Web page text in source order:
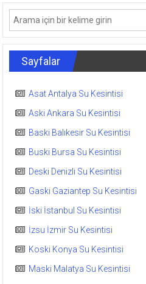
Sayfalar
Asat Antalya Su Kesintisi
Aski Ankara Su Kesintisi
Baski Balıkesir Su Kesintisi
Buski Bursa Su Kesintisi
Deski Denizli Su Kesintisi
Gaski Gaziantep Su Kesintisi
İski İstanbul Su Kesintisi
İzsu İzmir Su Kesintisi
Koski Konya Su Kesintisi
Maski Malatya Su Kesintisi